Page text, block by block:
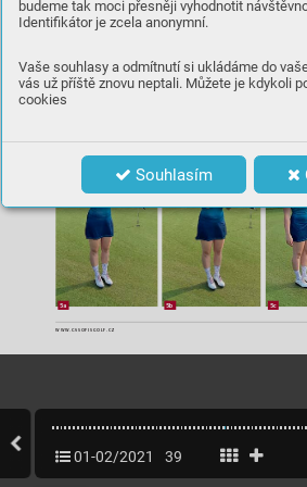
budeme tak moci přesněji vyhodnotit
Identifikátor je zcela anonymní.
Vaše souhlasy a odmítnutí si ukládáme do
vás už příště znovu neptali. Můžete je kdykoli
cookies
Souhlasím
WWW.CASOPISGOLF .CZ
5a 5b 5c
01-02/2021 39